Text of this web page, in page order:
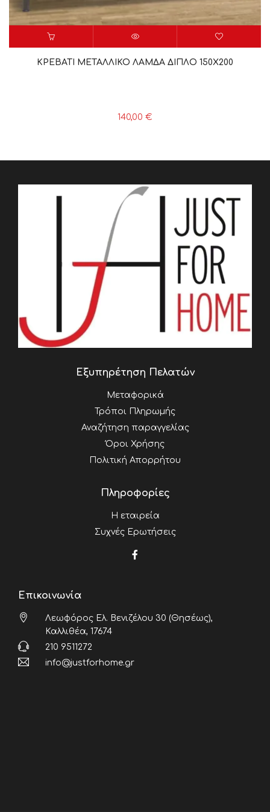
ΚΡΕΒΑΤΙ ΜΕΤΑΛΛΙΚΟ ΛΑΜΔΑ ΔΙΠΛΟ 150Χ200
140,00 €
Εξυπηρέτηση Πελατών
Μεταφορικά
Τρόποι Πληρωμής
Αναζήτηση παραγγελίας
Όροι Χρήσης
Πολιτική Απορρήτου
Πληροφορίες
Η εταιρεία
Συχνές Ερωτήσεις
Επικοινωνία
Λεωφόρος Ελ. Βενιζέλου 30 (Θησέως),
Καλλιθέα, 17674
210 9511272
info@justforhome.gr